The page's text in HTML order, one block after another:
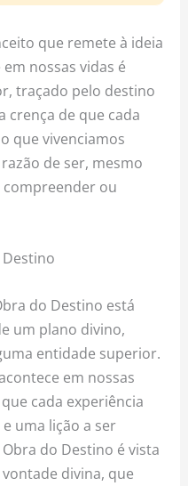
que remete à ideia
nossas vidas é
traçado pelo destino
crença de que cada
que vivenciamos
de ser, mesmo
ou
do Destino está
um plano divino,
entidade superior.
em nossas
cada experiência
uma lição a ser
do Destino é vista
divina, que